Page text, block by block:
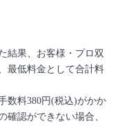
結果、お客様・プロ双
最低料金として合計料
数料380円(税込)がかか
確認ができない場合、